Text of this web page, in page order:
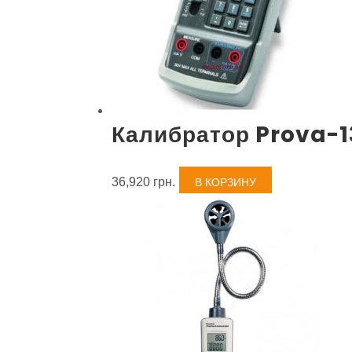
Калибратор Prova-
36,920 грн. В КОРЗИНУ